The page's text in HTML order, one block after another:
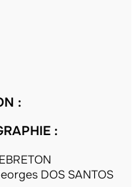
:
:
DOS SANTOS